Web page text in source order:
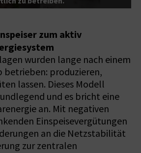
zum aktiv
wurden lange nach einem
betrieben: produzieren,
lassen. Dieses Modell
und es bricht eine
an. Mit negativen
Einspeisevergütungen
an die Netzstabilität
zur zentralen